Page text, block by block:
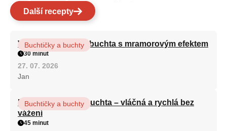
Další recepty
Vláčná olejová litá buchta s mramorovým efektem
Buchtičky a buchty
30 minut
27. 07. 2026
Jan
Hrnková maková buchta – vláčná a rychlá bez
vážení
Buchtičky a buchty
45 minut